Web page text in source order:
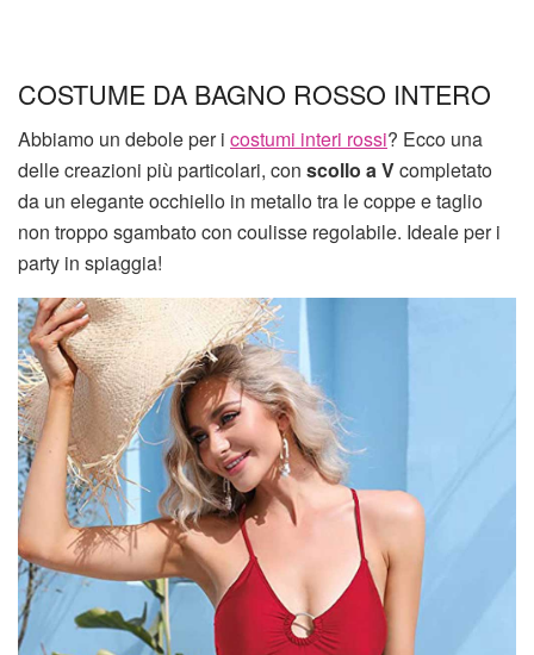
COSTUME DA BAGNO ROSSO INTERO
Abbiamo un debole per i costumi interi rossi? Ecco una
delle creazioni più particolari, con scollo a Vcompletato
da un elegante occhiello in metallo tra le coppe e taglio
non troppo sgambato con coulisse regolabile. Ideale per i
party in spiaggia!